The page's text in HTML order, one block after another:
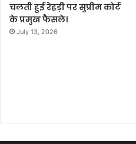
चलती हुई रेहड़ी पर सुप्रीम कोर्ट
के प्रमुख फैसले।
July 13, 2026